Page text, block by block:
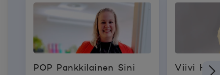
POP Pankkilainen Sini
Viivi